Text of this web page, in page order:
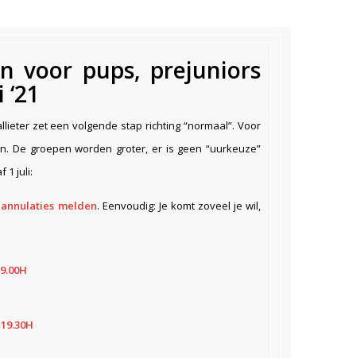
voor pups, prejuniors
zet een volgende stap richting “normaal”. Voor
De groepen worden groter, er is geen “uurkeuze”
1 juli:
melden. Eenvoudig: Je komt zoveel je wil,